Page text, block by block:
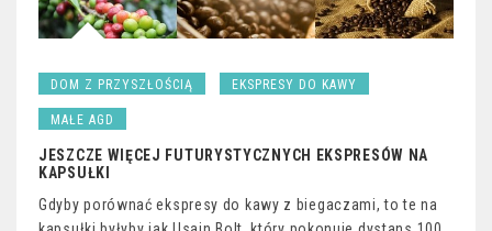
DOM Z PRZYSZŁOŚCIĄ EKSPRESY DO KAWY
MAŁE AGD
JESZCZE WIĘCEJ FUTURYSTYCZNYCH EKSPRESÓW NA
KAPSUŁKI
Gdyby porównać ekspresy do kawy z biegaczami, to te na